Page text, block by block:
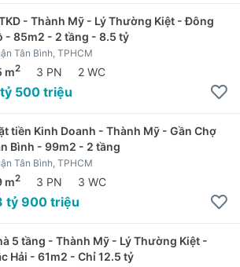
- Thành Mỹ - Lý Thường Kiệt - Đông
- 85m2 - 2 tầng - 8.5 tỷ
Tân Bình, TPHCM
m2 3 PN 2 WC
500 triệu
tiền Kinh Doanh - Thành Mỹ - Gần Chợ
Bình - 99m2 - 2 tầng
Tân Bình, TPHCM
m2 3 PN 3 WC
tỷ 900 triệu
5 tầng - Thành Mỹ - Lý Thường Kiệt -
Hải - 61m2 - Chỉ 12.5 tỷ